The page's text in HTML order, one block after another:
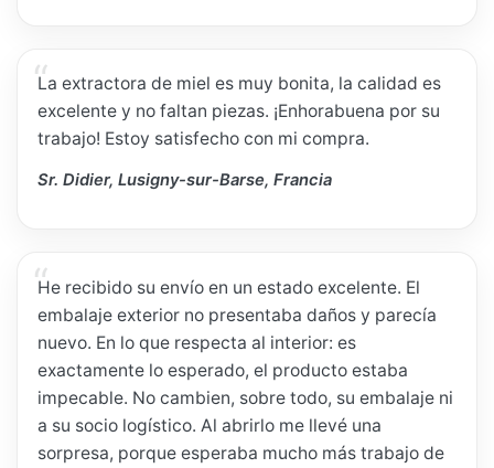
La extractora de miel es muy bonita, la calidad es
excelente y no faltan piezas. ¡Enhorabuena por su
trabajo! Estoy satisfecho con mi compra.
Sr. Didier, Lusigny-sur-Barse, Francia
He recibido su envío en un estado excelente. El
embalaje exterior no presentaba daños y parecía
nuevo. En lo que respecta al interior: es
exactamente lo esperado, el producto estaba
impecable. No cambien, sobre todo, su embalaje ni
a su socio logístico. Al abrirlo me llevé una
sorpresa, porque esperaba mucho más trabajo de